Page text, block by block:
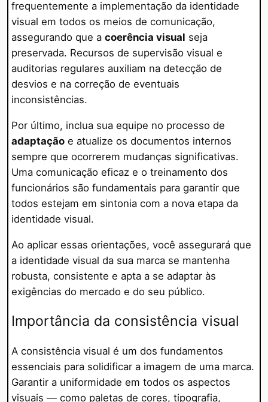
frequentemente a implementação da identidade
visual em todos os meios de comunicação,
assegurando que a coerência visual seja
preservada. Recursos de supervisão visual e
auditorias regulares auxiliam na detecção de
desvios e na correção de eventuais
inconsistências.
Por último, inclua sua equipe no processo de
adaptaçãoe atualize os documentos internos
sempre que ocorrerem mudanças significativas.
Uma comunicação eficaz e o treinamento dos
funcionários são fundamentais para garantir que
todos estejam em sintonia com a nova etapa da
identidade visual.
Ao aplicar essas orientações, você assegurará que
a identidade visual da sua marca se mantenha
robusta, consistente e apta a se adaptar às
exigências do mercado e do seu público.
Importância da consistência visual
A consistência visual é um dos fundamentos
essenciais para solidificar a imagem de uma marca.
Garantir a uniformidade em todos os aspectos
visuais — como paletas de cores, tipografia,